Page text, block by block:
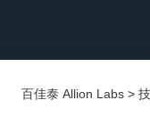
百佳泰 Allion Labs>